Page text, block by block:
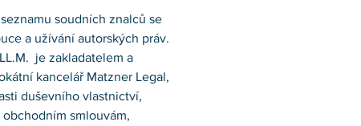
soudních znalců se
a užívání autorských práv.
je zakladatelem a
kancelář Matzner Legal,
duševního vlastnictví,
smlouvám,